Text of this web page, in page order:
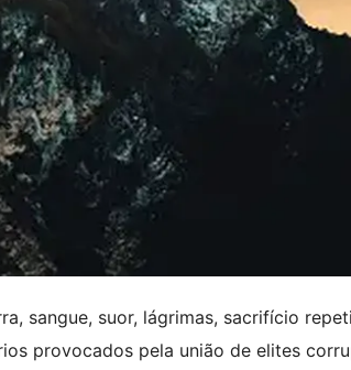
sangue, suor, lágrimas, sacrifício
provocados pela união de elites